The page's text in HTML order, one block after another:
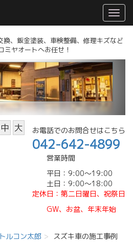
換、鈑金塗装、車検整備、修理キズなど
ミヤオートへお任せ！
お電話でのお問合せはこちら
042-642-4899
営業時間
平日：9:00～19:00
土日：9:00～18:00
定休日 ：第二日曜日、祝祭日
GW、 お盆、年末年始
中 大
トルコン太郎 スズキ車の施工事例